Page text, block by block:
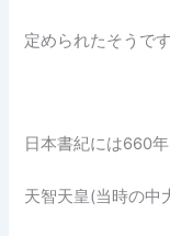
定められたそうです
日本書紀には660
天智天皇(当時の中